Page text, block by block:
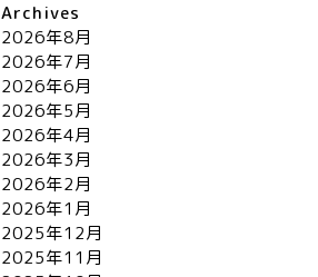
Archives
2026年8月
2026年7月
2026年6月
2026年5月
2026年4月
2026年3月
2026年2月
2026年1月
2025年12月
2025年11月